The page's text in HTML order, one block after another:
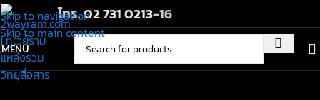
Skip to navigation
Skip to main content
โทร.02 731 0213-16
MENU